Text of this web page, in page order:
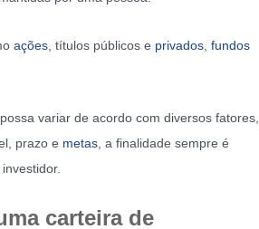
ações, títulos públicos e privados, fundos
variar de acordo com diversos fatores,
prazo e metas, a finalidade sempre é
carteira de